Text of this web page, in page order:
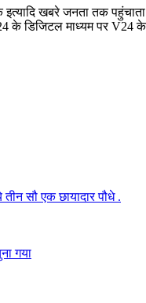
खबरे जनता तक
माध्यम पर V24 के
सौ एक छायादार पौधे .
गया